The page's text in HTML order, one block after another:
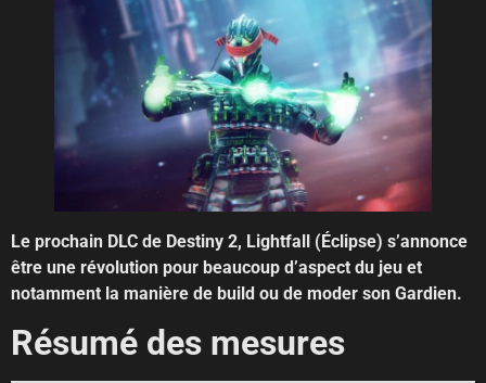
Le prochain DLC de Destiny 2, Lightfall (Éclipse) s’annonce
être une révolution pour beaucoup d’aspect du jeu et
notamment la manière de build ou de moder son Gardien.
Résumé des mesures